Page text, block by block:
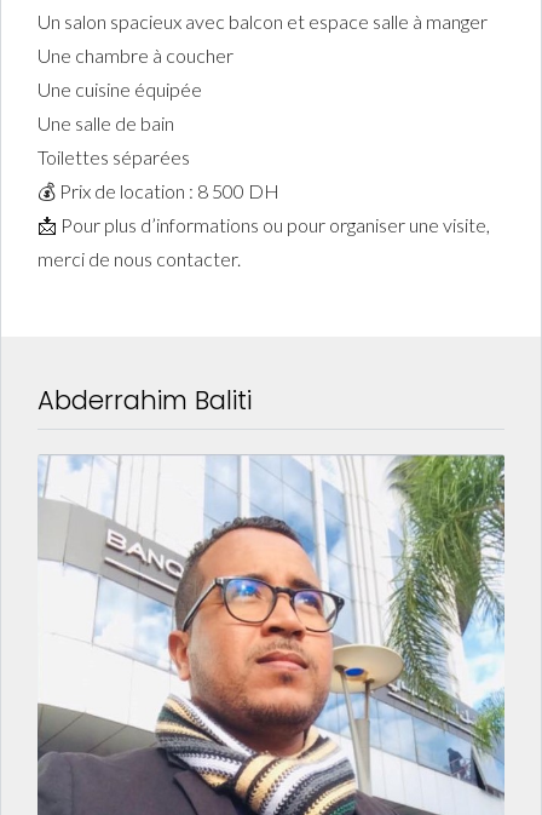
Un salon spacieux avec balcon et espace salle à manger
Une chambre à coucher
Une cuisine équipée
Une salle de bain
Toilettes séparées
💰 Prix de location : 8 500 DH
📩 Pour plus d’informations ou pour organiser une visite,
merci de nous contacter.
Abderrahim Baliti